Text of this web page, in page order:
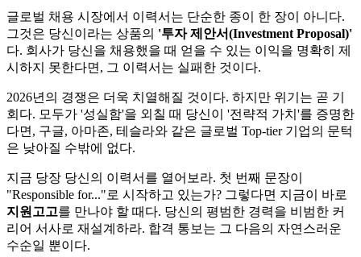
글로벌 채용 시장에서 이력서는 단순한 종이 한 장이 아니다.
그것은 당신이라는 상품의 '투자 제안서(Investment Proposal)'​
다. 회사가 당신을 채용했을 때 얻을 수 있는 이익을 명확히 제
시하지 못한다면, 그 이력서는 실패한 것이다.
2026년의 경쟁은 더욱 치열해질 것이다. 하지만 위기는 곧 기
회다. 모두가 '성실함'을 외칠 때 당신이 '전략적 가치'를 증명한
다면, 구글, 아마존, 테슬라와 같은 글로벌 Top-tier 기업의 문턱
은 낮아질 수밖에 없다.
지금 당장 당신의 이력서를 열어보라. 첫 번째 문장이
"Responsible for..."로 시작하고 있는가? 그렇다면 지금이 바로
지원고고​를 만나야 할 때다. 당신의 평범한 경력을 비범한 커
리어 서사로 재설계하라. 합격 통보는 그 다음의 자연스러운
수순일 뿐이다.